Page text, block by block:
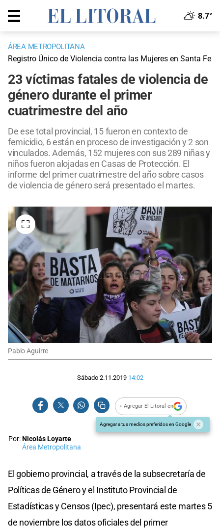
8.7°
ÁREA METROPOLITANA
Registro Único de Violencia contra las Mujeres en Santa Fe
23 víctimas fatales de violencia de
género durante el primer
cuatrimestre del año
De ese total provincial, 15 fueron en contexto de
femicidio, 6 están en proceso de investigación y 2 son
vinculados. Además, 152 mujeres con sus 289 niñas y
niños fueron alojadas en Casas de Protección. El
informe del primer cuatrimestre del año sobre casos
de violencia de género será presentado el martes.
Pablo Aguirre
Sábado 2.11.2019 14:02
+ Agregar El Litoral en
Agregar a tus medios preferidos en Google
Por:Nicolás Loyarte
Área Metropolitana
El gobierno provincial, a través de la subsecretaría de
Políticas de Género y el Instituto Provincial de
Estadísticas y Censos (Ipec), presentará este martes 5
de noviembre los datos oficiales del primer